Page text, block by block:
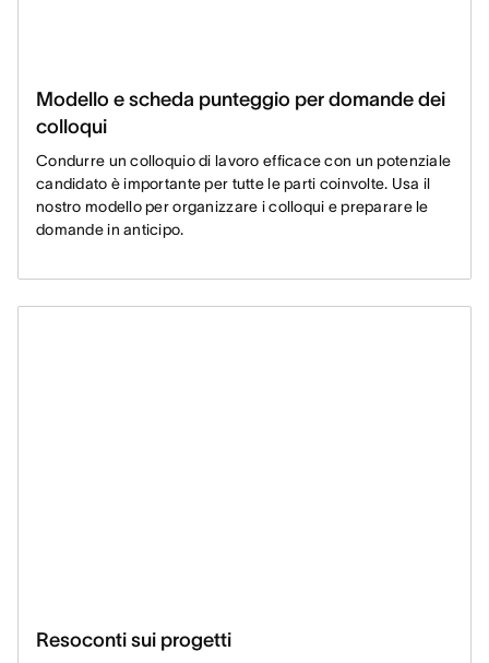
Modello e scheda punteggio per domande dei
colloqui
Condurre un colloquio di lavoro efficace con un potenziale
candidato è importante per tutte le parti coinvolte. Usa il
nostro modello per organizzare i colloqui e preparare le
domande in anticipo.
Resoconti sui progetti